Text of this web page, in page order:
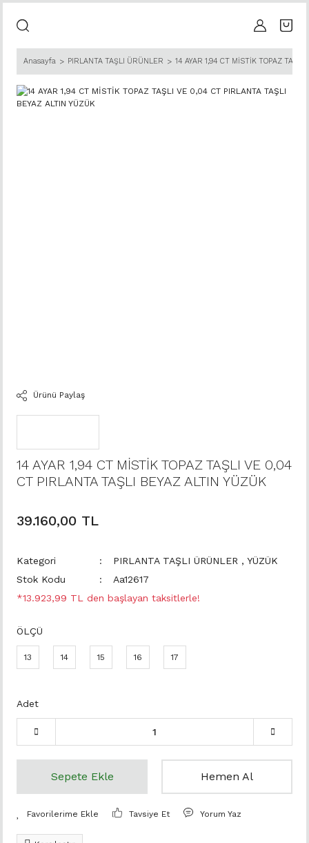
Anasayfa PIRLANTA TAŞLI ÜRÜNLER 14 AYAR 1,94 CT MİSTİK TOPAZ
Ürünü Paylaş
14 AYAR 1,94 CT MİSTİK TOPAZ TAŞLI VE 0,04
CT PIRLANTA TAŞLI BEYAZ ALTIN YÜZÜK
39.160,00 TL
Kategori PIRLANTA TAŞLI ÜRÜNLER , YÜZÜK
Stok Kodu
Aa12617
*13.923,99 TL den başlayan taksitlerle!
ÖLÇÜ
13 14 15 16 17
Adet
Sepete Ekle Hemen Al
Tavsiye Et Yorum Yaz